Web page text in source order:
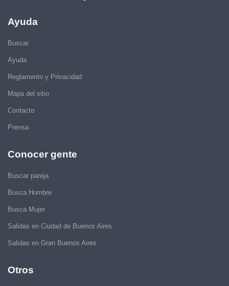
Ayuda
Buscar
Ayuda
Reglamento y Privacidad
Mapa del sitio
Contacto
Prensa
Conocer gente
Buscar pareja
Busca Hombre
Busca Mujer
Salidas en Ciudad de Buenos Aires
Salidas en Gran Buenos Aires
Otros